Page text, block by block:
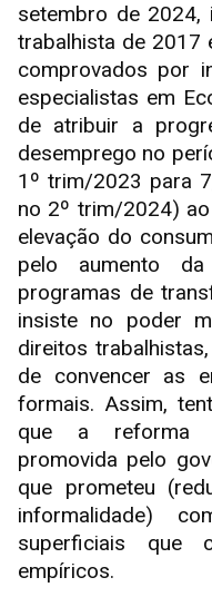
setembro de 2024,
trabalhista de 2017
comprovados por
especialistas em
de atribuir a
desemprego no
1º trim/2023 para
no 2º trim/2024)
elevação do
pelo aumento
programas de
insiste no poder
direitos
de convencer as
formais. Assim,
que a reforma
promovida pelo
que prometeu
informalidade)
superficiais que
empíricos.